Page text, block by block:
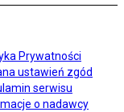
Prywatności
ustawień zgód
serwisu
o nadawcy